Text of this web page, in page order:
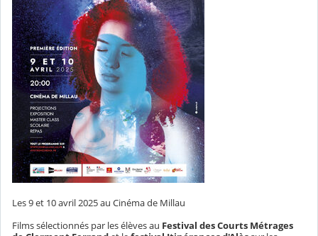
Les 9 et 10 avril 2025 au Cinéma de Millau
Films sélectionnés par les élèves au Festival des Courts Métrages